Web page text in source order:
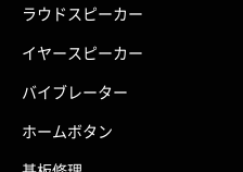
ラウドスピーカー
イヤースピーカー
バイブレーター
ホームボタン